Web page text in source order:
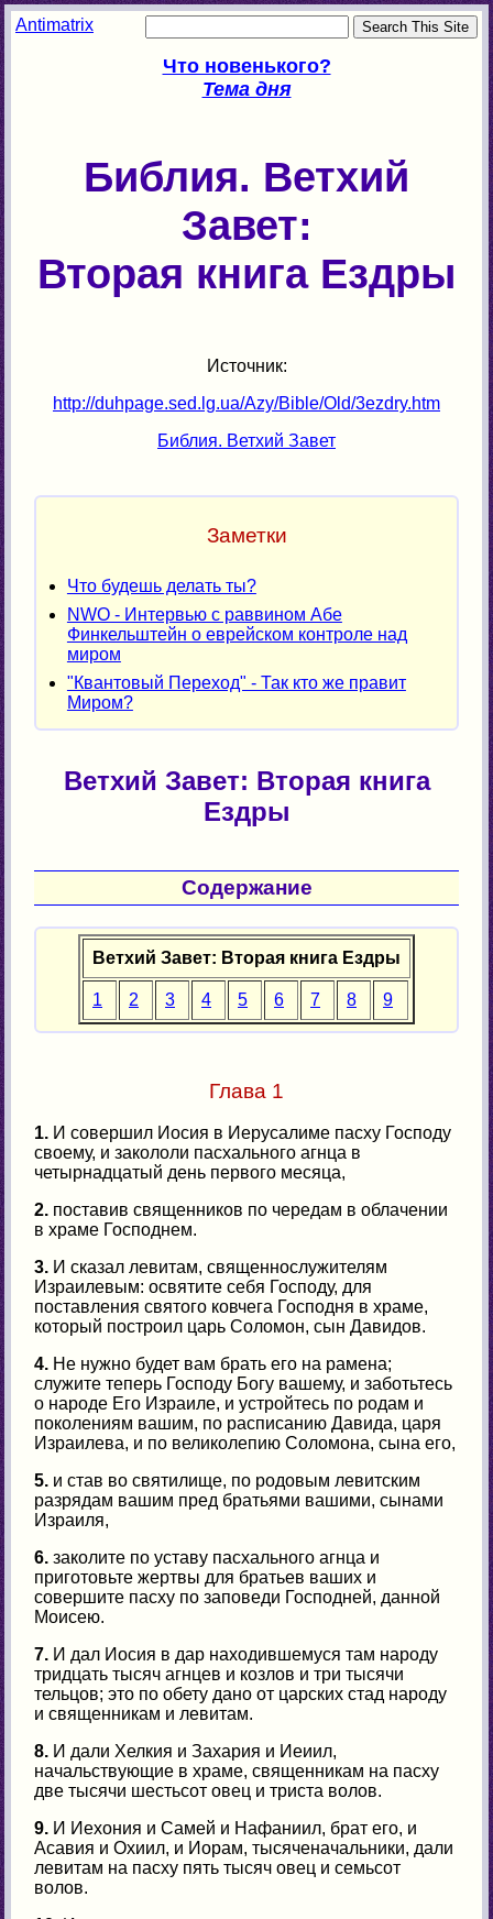
Antimatrix
Что новенького?
Тема дня
Библия. Ветхий
Завет:
Вторая книга Ездры
Источник:
http://duhpage.sed.lg.ua/Azy/Bible/Old/3ezdry.htm
Библия. Ветхий Завет
Заметки
Что будешь делать ты?
NWO - Интервью с раввином Абе
Финкельштейн о еврейском контроле над
миром
"Квантовый Переход" - Так кто же правит
Миром?
Ветхий Завет: Вторая книга
Ездры
Содержание
Ветхий Завет: Вторая книга Ездры
1 2 3 4 5 6 7 8 9
Глава 1
1. И совершил Иосия в Иерусалиме пасху Господу
своему, и закололи пасхального агнца в
четырнадцатый день первого месяца,
2. поставив священников по чередам в облачении
в храме Господнем.
3. И сказал левитам, священнослужителям
Израилевым: освятите себя Господу, для
поставления святого ковчега Господня в храме,
который построил царь Соломон, сын Давидов.
4. Не нужно будет вам брать его на рамена;
служите теперь Господу Богу вашему, и заботьтесь
о народе Его Израиле, и устройтесь по родам и
поколениям вашим, по расписанию Давида, царя
Израилева, и по великолепию Соломона, сына его,
5. и став во святилище, по родовым левитским
разрядам вашим пред братьями вашими, сынами
Израиля,
6. заколите по уставу пасхального агнца и
приготовьте жертвы для братьев ваших и
совершите пасху по заповеди Господней, данной
Моисею.
7. И дал Иосия в дар находившемуся там народу
тридцать тысяч агнцев и козлов и три тысячи
тельцов; это по обету дано от царских стад народу
и священникам и левитам.
8. И дали Хелкия и Захария и Иеиил,
начальствующие в храме, священникам на пасху
две тысячи шестьсот овец и триста волов.
9. И Иехония и Самей и Нафаниил, брат его, и
Асавия и Охиил, и Иорам, тысяченачальники, дали
левитам на пасху пять тысяч овец и семьсот
волов.